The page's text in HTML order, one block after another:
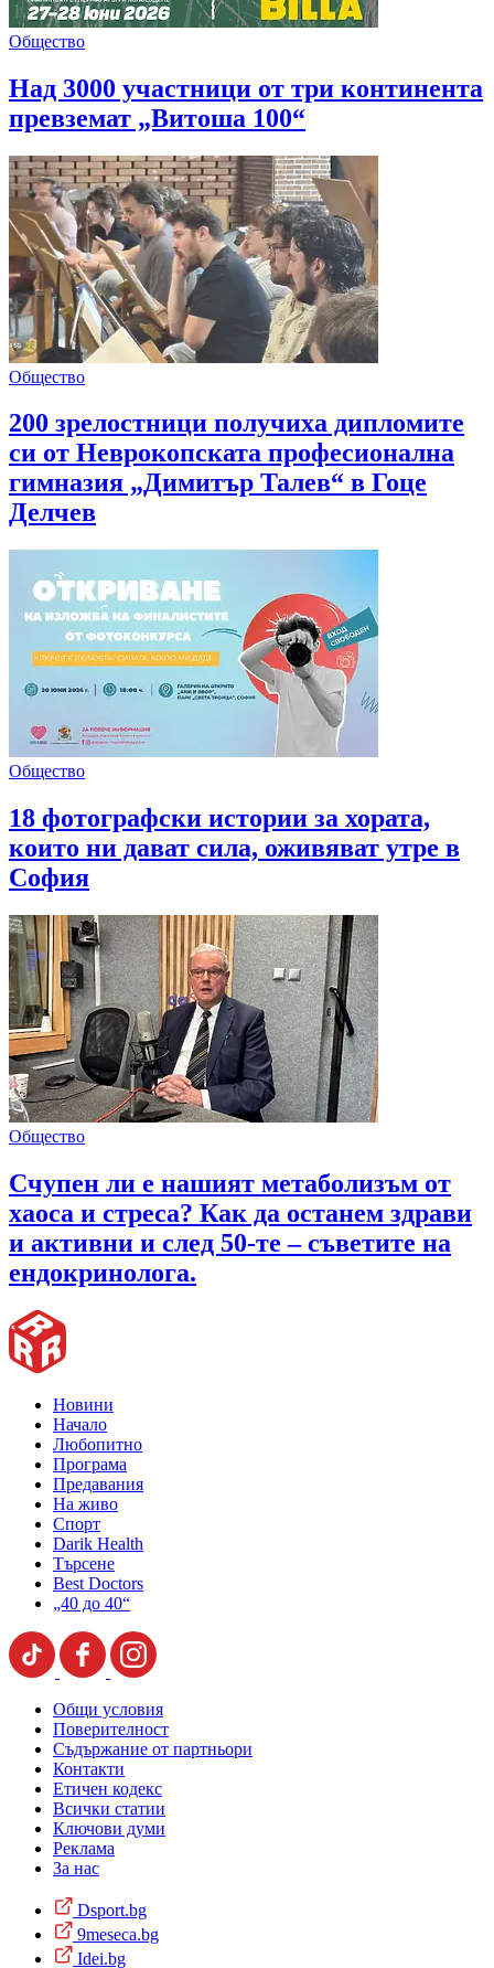
Общество
Над 3000 участници от три континента
превземат „Витоша 100“
Общество
200 зрелостници получиха дипломите
си от Неврокопската професионална
гимназия „Димитър Талев“ в Гоце
Делчев
Общество
18 фотографски истории за хората,
които ни дават сила, оживяват утре в
София
Общество
Счупен ли е нашият метаболизъм от
хаоса и стреса? Как да останем здрави
и активни и след 50-те – съветите на
ендокринолога.
Новини
Начало
Любопитно
Програма
Предавания
На живо
Спорт
Darik Health
Търсене
Best Doctors
„40 до 40“
Общи условия
Поверителност
Съдържание от партньори
Контакти
Етичен кодекс
Всички статии
Ключови думи
Реклама
За нас
Dsport.bg
9meseca.bg
Idei.bg